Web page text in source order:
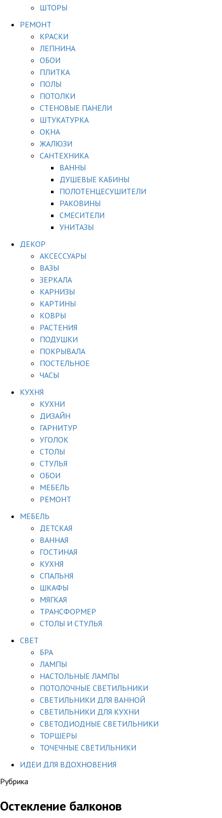
ШТОРЫ
РЕМОНТ
КРАСКИ
ЛЕПНИНА
ОБОИ
ПЛИТКА
ПОЛЫ
ПОТОЛКИ
СТЕНОВЫЕ ПАНЕЛИ
ШТУКАТУРКА
ОКНА
ЖАЛЮЗИ
САНТЕХНИКА
ВАННЫ
ДУШЕВЫЕ КАБИНЫ
ПОЛОТЕНЦЕСУШИТЕЛИ
РАКОВИНЫ
СМЕСИТЕЛИ
УНИТАЗЫ
ДЕКОР
АКСЕССУАРЫ
ВАЗЫ
ЗЕРКАЛА
КАРНИЗЫ
КАРТИНЫ
КОВРЫ
РАСТЕНИЯ
ПОДУШКИ
ПОКРЫВАЛА
ПОСТЕЛЬНОЕ
ЧАСЫ
КУХНЯ
КУХНИ
ДИЗАЙН
ГАРНИТУР
УГОЛОК
СТОЛЫ
СТУЛЬЯ
ОБОИ
МЕБЕЛЬ
РЕМОНТ
МЕБЕЛЬ
ДЕТСКАЯ
ВАННАЯ
ГОСТИНАЯ
КУХНЯ
СПАЛЬНЯ
ШКАФЫ
МЯГКАЯ
ТРАНСФОРМЕР
СТОЛЫ И СТУЛЬЯ
СВЕТ
БРА
ЛАМПЫ
НАСТОЛЬНЫЕ ЛАМПЫ
ПОТОЛОЧНЫЕ СВЕТИЛЬНИКИ
СВЕТИЛЬНИКИ ДЛЯ ВАННОЙ
СВЕТИЛЬНИКИ ДЛЯ КУХНИ
СВЕТОДИОДНЫЕ СВЕТИЛЬНИКИ
ТОРШЕРЫ
ТОЧЕЧНЫЕ СВЕТИЛЬНИКИ
ИДЕИ ДЛЯ ВДОХНОВЕНИЯ
Рубрика
Остекление балконов